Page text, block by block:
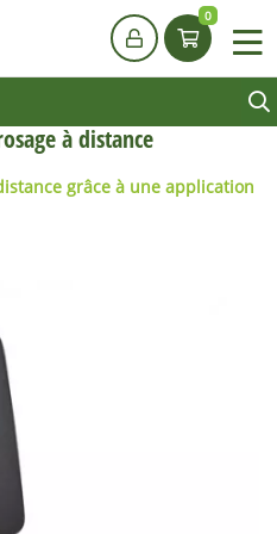
à distance
grâce à une application
0